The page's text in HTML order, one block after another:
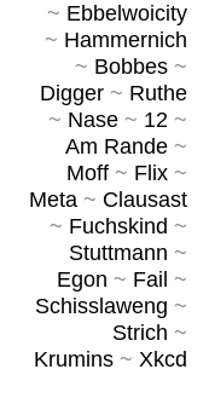
~ Ebbelwoicity
~ Hammernich
~ Bobbes~
Digger~ Ruthe
~ Nase~ 12~
Am Rande~
Moff~ Flix~
Meta~ Clausast
~ Fuchskind ~
Stuttmann ~
Egon ~ Fail ~
Schisslaweng ~
Strich ~
Krumins~ Xkcd